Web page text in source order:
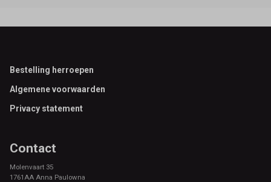
Footer
Bestelling herroepen
Algemene voorwaarden
Privacy statement
Contact
Molenvaart 35
1761AA Anna Paulowna